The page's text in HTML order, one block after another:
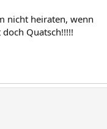
nicht heiraten, wenn
Quatsch!!!!!